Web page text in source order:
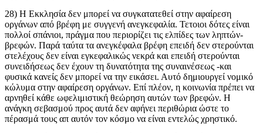
28) Η Εκκλησία δεν μπορεί να συγκατατεθεί στην αφαίρεση
οργάνων από βρέφη με συγγενή ανεγκεφαλία. Τετοιοι δότες είναι
πολλοί σπάνιοι, πράγμα που περιορίζει τις ελπίδες των ληπτών-
βρεφών. Παρά ταύτα τα ανεγκέφαλα βρέφη επειδή δεν στερούνται
στελέχους δεν είναι εγκεφαλικώς νεκρά και επειδή στερούνται
συνειδήσεως δεν έχουν τη δυνατότητα της συναινέσεως -και
φυσικά κανείς δεν μπορεί να την εικάσει. Αυτό δημιουργεί νομικό
κώλυμα στην αφαίρεση οργάνων. Επί πλέον, η κοινωνία πρέπει να
αρνηθεί κάθε ωφελιμιστική θεώρηση αυτών των βρεφών. Η
ανάγκη σεβασμού προς αυτά δεν αφήνει περιθώρια ώστε το
πέρασμά τους απ αυτόν τον κόσμο να είναι εντελώς χρηστικό.